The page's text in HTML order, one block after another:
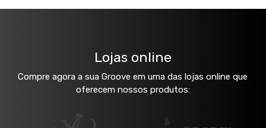
Lojas online
Compre agora a sua Groove em uma das lojas online que
oferecem nossos produtos: